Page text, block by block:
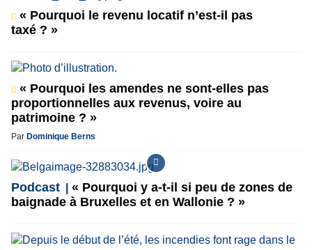
« Pourquoi le revenu locatif n’est-il pas
taxé ? »
« Pourquoi les amendes ne sont-elles pas
proportionnelles aux revenus, voire au
patrimoine ? »
Par Dominique Berns
Podcast
« Pourquoi y a-t-il si peu de zones de
baignade à Bruxelles et en Wallonie ? »